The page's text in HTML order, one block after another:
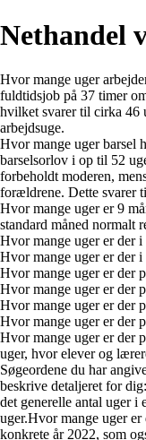
Nethandel
Hvor mange uger
fuldtidsjob på 37 timer
hvilket svarer til cirka 46
arbejdsuge.
Hvor mange uger barsel
barselsorlov i op til 52
forbeholdt moderen,
forældrene. Dette svarer
Hvor mange uger er 9
standard måned normalt
Hvor mange uger er der i
Hvor mange uger er der i
Hvor mange uger er der
Hvor mange uger er der
Hvor mange uger er der
Hvor mange uger er der
Hvor mange uger er der
uger, hvor elever og
Søgeordene du har
beskrive detaljeret for
det generelle antal uger i
uger.Hvor mange uger
konkrete år 2022, som